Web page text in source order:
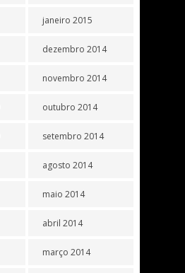
janeiro 2015
dezembro 2014
novembro 2014
outubro 2014
setembro 2014
agosto 2014
maio 2014
abril 2014
março 2014